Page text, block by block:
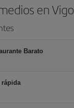
en Vigo
Barato
rápida